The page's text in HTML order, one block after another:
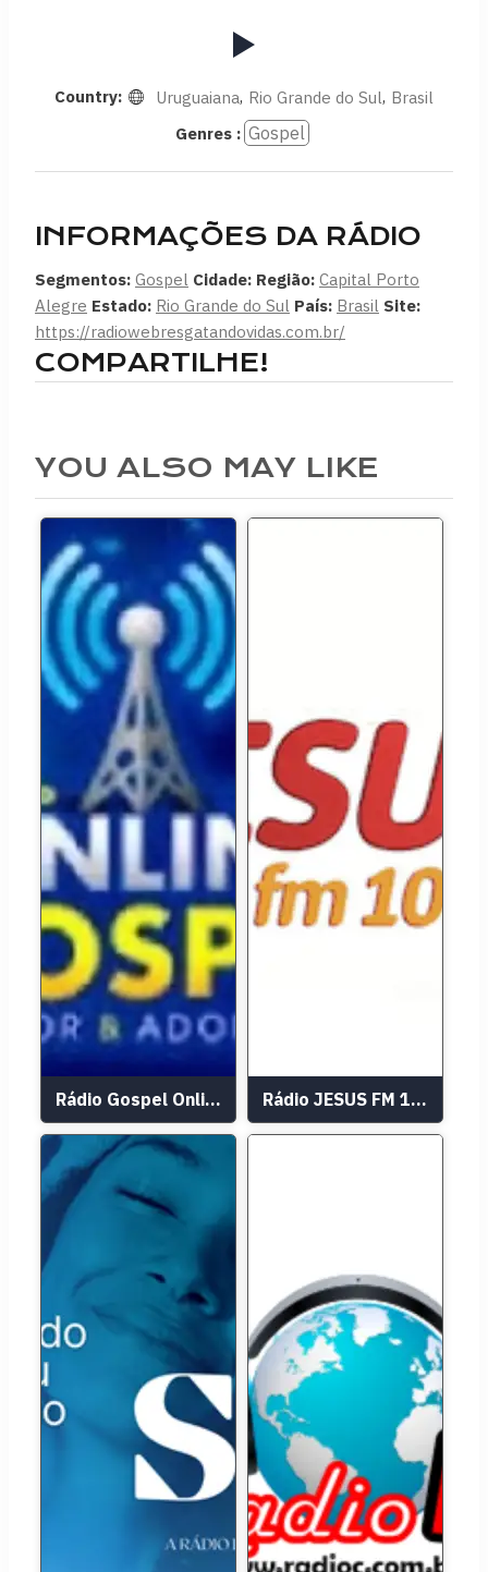
Country: Uruguaiana, Rio Grande do Sul, Brasil
Genres : Gospel
INFORMAÇÕES DA RÁDIO
Segmentos: Gospel Cidade: Região: Capital Porto
Alegre Estado: Rio Grande do Sul País: Brasil Site:
https://radiowebresgatandovidas.com.br/
COMPARTILHE!
YOU ALSO MAY LIKE
Rádio Gospel Online Rádio JESUS FM 102,3